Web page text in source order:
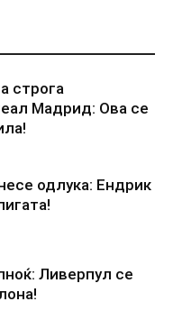
строга
Мадрид: Ова се
одлука: Ендрик
Ливерпул се